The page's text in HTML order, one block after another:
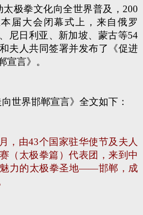
太极拳文化向全世界普及，200
届大会闭幕式上，来自俄罗
尼日利亚、新加坡、蒙古等54
夫人共同签署并发布了《促进
宣言》。
向世界邯郸宣言》全文如下：
，由43个国家驻华使节及夫人
（太极拳篇）代表团，来到中
力的太极拳圣地——邯郸，成